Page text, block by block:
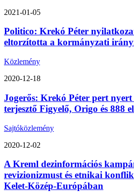
2021-01-05
Politico: Krekó Péter
eltorzította a kormányzati
Közlemény
2020-12-18
Jogerős: Krekó Péter pert
terjesztő Figyelő, Origo és 888
Sajtóközlemény
2020-12-02
A Kreml dezinformációs
revizionizmust és etnikai
Kelet-Közép-Európában